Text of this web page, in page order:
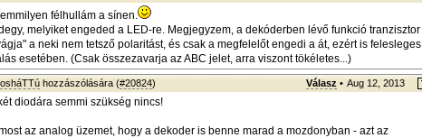
félhullám a sínen.
melyiket engeded a LED-re. Megjegyzem, a dekóderben lévő funkció tranzisztor
a neki nem tetsző polaritást, és csak a megfelelőt engedi a át, ezért is felesleges
esetében. (Csak összezavarja az ABC jelet, arra viszont tökéletes...)
hozzászólására (#20824) Válasz • Aug 12, 2013
diodára semmi szükség nincs!
az analog üzemet, hogy a dekoder is benne marad a mozdonyban - azt az